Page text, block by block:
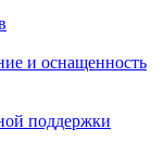
и оснащенность
поддержки